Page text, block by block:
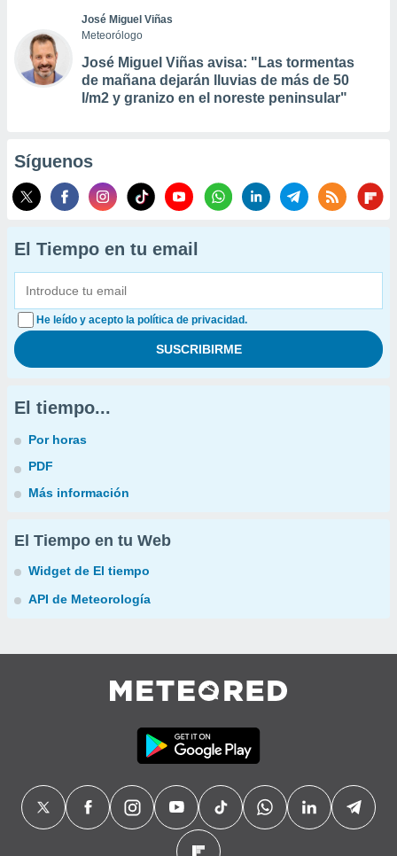
José Miguel Viñas
Meteorólogo
José Miguel Viñas avisa: "Las tormentas
de mañana dejarán lluvias de más de 50
l/m2 y granizo en el noreste peninsular"
Síguenos
El Tiempo en tu email
He leído y acepto la política de privacidad.
El tiempo...
Por horas
PDF
Más información
El Tiempo en tu Web
Widget de El tiempo
API de Meteorología